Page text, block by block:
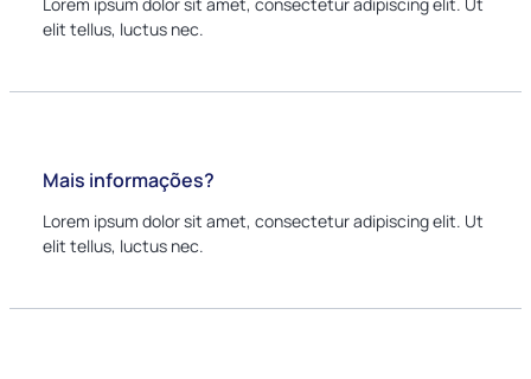
elit tellus, luctus nec.
Mais informações?
Lorem ipsum dolor sit amet, consectetur adipiscing elit. Ut
elit tellus, luctus nec.